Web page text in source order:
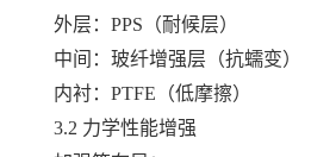
外层：PPS（耐候层）
中间：玻纤增强层（抗蠕变）
内衬：PTFE（低摩擦）
3.2 力学性能增强